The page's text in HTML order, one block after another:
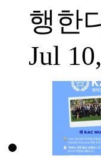
행한
Jul